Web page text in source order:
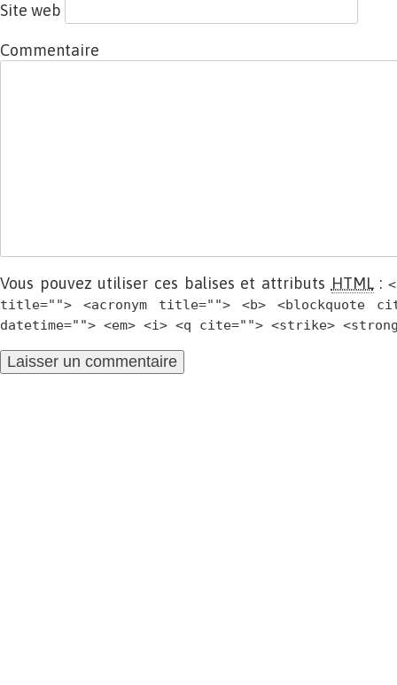
Site web
Commentaire
Vous pouvez utiliser ces balises et attributs HTML:
title=""> <acronym title=""> <b> <blockquote
datetime=""> <em> <i> <q cite=""> <strike>